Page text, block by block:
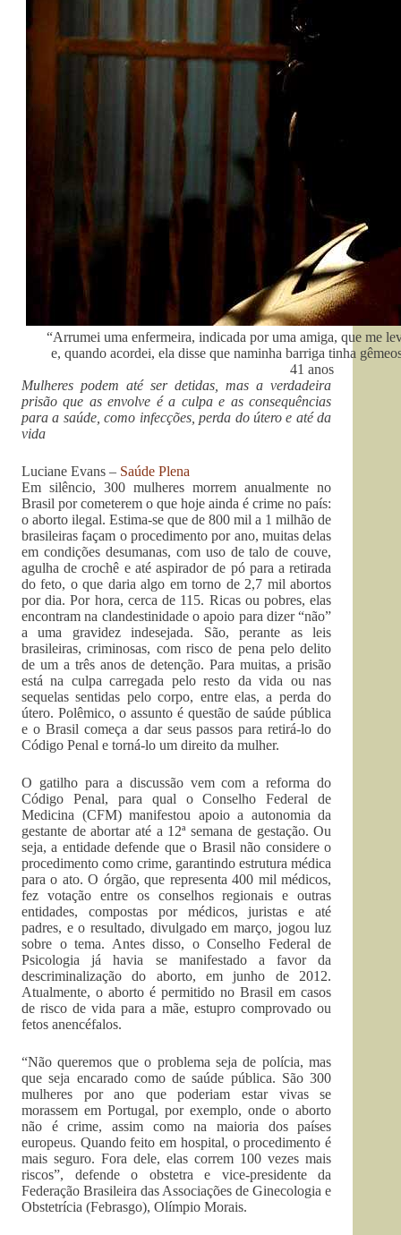
“Arrumei uma enfermeira, indicada por uma amiga, que me
e, quando acordei, ela disse que naminha barriga tinha
41 anos
Mulheres podem até ser detidas, mas a verdadeira
prisão que as envolve é a culpa e as consequências
para a saúde, como infecções, perda do útero e até da
vida
Luciane Evans – Saúde Plena
Em silêncio, 300 mulheres morrem anualmente no
Brasil por cometerem o que hoje ainda é crime no país:
o aborto ilegal. Estima-se que de 800 mil a 1 milhão de
brasileiras façam o procedimento por ano, muitas delas
em condições desumanas, com uso de talo de couve,
agulha de crochê e até aspirador de pó para a retirada
do feto, o que daria algo em torno de 2,7 mil abortos
por dia. Por hora, cerca de 115. Ricas ou pobres, elas
encontram na clandestinidade o apoio para dizer “não”
a uma gravidez indesejada. São, perante as leis
brasileiras, criminosas, com risco de pena pelo delito
de um a três anos de detenção. Para muitas, a prisão
está na culpa carregada pelo resto da vida ou nas
sequelas sentidas pelo corpo, entre elas, a perda do
útero. Polêmico, o assunto é questão de saúde pública
e o Brasil começa a dar seus passos para retirá-lo do
Código Penal e torná-lo um direito da mulher.
O gatilho para a discussão vem com a reforma do
Código Penal, para qual o Conselho Federal de
Medicina (CFM) manifestou apoio a autonomia da
gestante de abortar até a 12ª semana de gestação. Ou
seja, a entidade defende que o Brasil não considere o
procedimento como crime, garantindo estrutura médica
para o ato. O órgão, que representa 400 mil médicos,
fez votação entre os conselhos regionais e outras
entidades, compostas por médicos, juristas e até
padres, e o resultado, divulgado em março, jogou luz
sobre o tema. Antes disso, o Conselho Federal de
Psicologia já havia se manifestado a favor da
descriminalização do aborto, em junho de 2012.
Atualmente, o aborto é permitido no Brasil em casos
de risco de vida para a mãe, estupro comprovado ou
fetos anencéfalos.
“Não queremos que o problema seja de polícia, mas
que seja encarado como de saúde pública. São 300
mulheres por ano que poderiam estar vivas se
morassem em Portugal, por exemplo, onde o aborto
não é crime, assim como na maioria dos países
europeus. Quando feito em hospital, o procedimento é
mais seguro. Fora dele, elas correm 100 vezes mais
riscos”, defende o obstetra e vice-presidente da
Federação Brasileira das Associações de Ginecologia e
Obstetrícia (Febrasgo), Olímpio Morais.